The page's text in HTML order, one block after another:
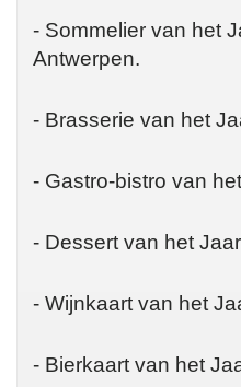
- Sommelier van het
Antwerpen.
- Brasserie van het
- Gastro-bistro van
- Dessert van het
- Wijnkaart van het
- Bierkaart van het